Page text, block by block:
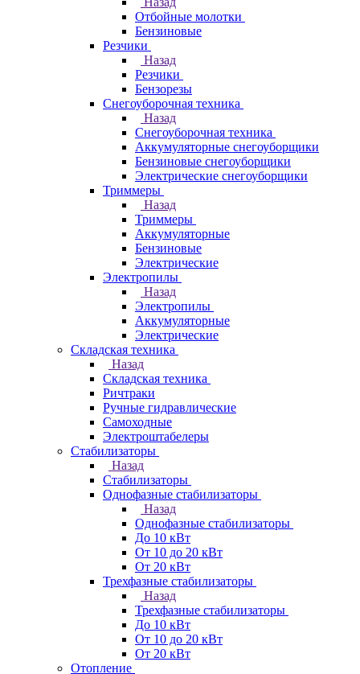
Отбойные молотки
Бензиновые
Резчики
Назад
Резчики
Бензорезы
Снегоуборочная техника
Назад
Снегоуборочная техника
Аккумуляторные снегоуборщики
Бензиновые снегоуборщики
Электрические снегоуборщики
Триммеры
Назад
Триммеры
Аккумуляторные
Бензиновые
Электрические
Электропилы
Назад
Электропилы
Аккумуляторные
Электрические
Складская техника
Назад
Складская техника
Ричтраки
Ручные гидравлические
Самоходные
Электроштабелеры
Стабилизаторы
Назад
Стабилизаторы
Однофазные стабилизаторы
Назад
Однофазные стабилизаторы
До 10 кВт
От 10 до 20 кВт
От 20 кВт
Трехфазные стабилизаторы
Назад
Трехфазные стабилизаторы
До 10 кВт
От 10 до 20 кВт
От 20 кВт
Отопление